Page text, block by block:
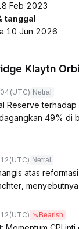
Feb 2023
tanggal
10 Jun 2026
Klaytn
(UTC) Netral
Reserve
49% di
(UTC) Netral
atas
(UTC) Bearish